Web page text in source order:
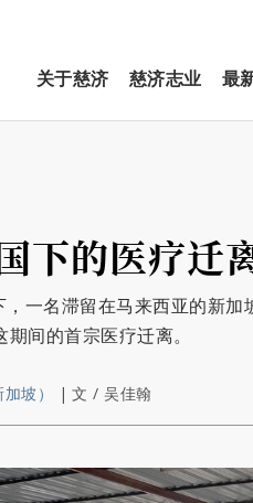
关于慈济
慈济志业 最
下的医疗迁
一名滞留在马来西亚的新
间的首宗医疗迁离。
坡） |文 / 吴佳翰